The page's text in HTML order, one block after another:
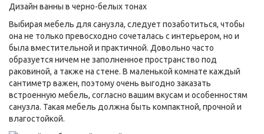
Дизайн ванны в черно-белых тонах
Выбирая мебель для санузла, следует позаботиться, чтобы
она не только превосходно сочеталась с интерьером, но и
была вместительной и практичной. Довольно часто
образуется ничем не заполненное пространство под
раковиной, а также на стене. В маленькой комнате каждый
сантиметр важен, поэтому очень выгодно заказать
встроенную мебель, согласно вашим вкусам и особенностям
санузла. Такая мебель должна быть компактной, прочной и
влагостойкой.